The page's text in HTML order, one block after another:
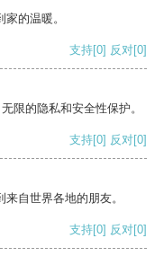
的温暖。
支持[0] 反对[0]
限的隐私和安全性保护。
支持[0] 反对[0]
自世界各地的朋友。
支持[0] 反对[0]